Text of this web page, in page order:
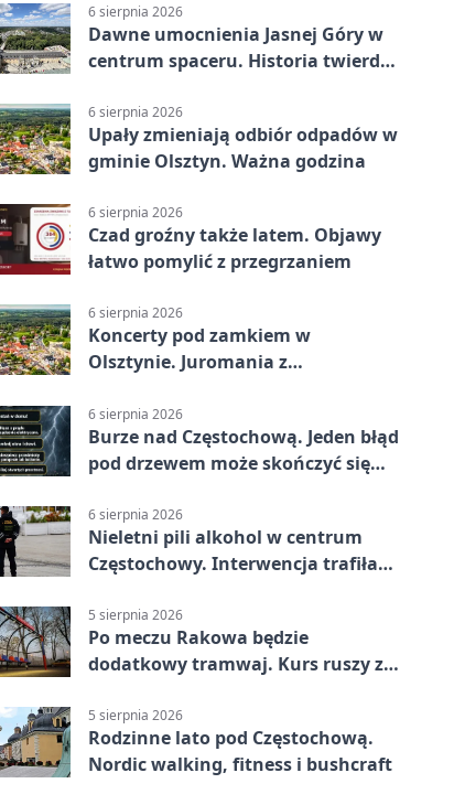
6 sierpnia 2026
Dawne umocnienia Jasnej Góry w
centrum spaceru. Historia twierdzy
6 sierpnia 2026
Upały zmieniają odbiór odpadów w
gminie Olsztyn. Ważna godzina
6 sierpnia 2026
Czad groźny także latem. Objawy
łatwo pomylić z przegrzaniem
6 sierpnia 2026
Koncerty pod zamkiem w
Olsztynie. Juromania z
6 sierpnia 2026
Burze nad Częstochową. Jeden błąd
pod drzewem może skończyć się
6 sierpnia 2026
Nieletni pili alkohol w centrum
Częstochowy. Interwencja trafiła
5 sierpnia 2026
Po meczu Rakowa będzie
dodatkowy tramwaj. Kurs ruszy ze
5 sierpnia 2026
Rodzinne lato pod Częstochową.
Nordic walking, fitness i bushcraft